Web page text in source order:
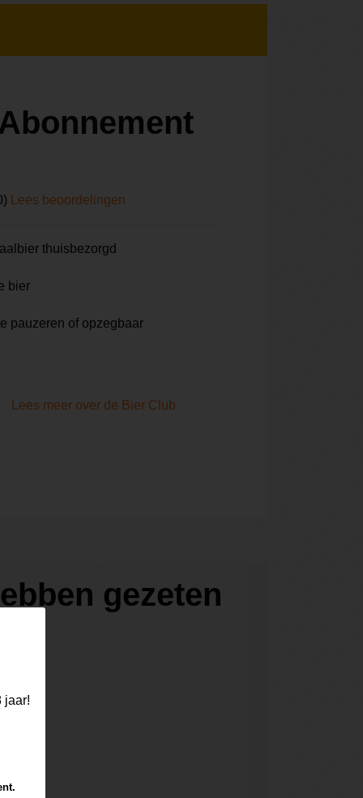
Lees beoordelingen
thuisbezorgd
bier
pauzeren of opzegbaar
Lees meer over de Bier Club
gezeten
jaar!